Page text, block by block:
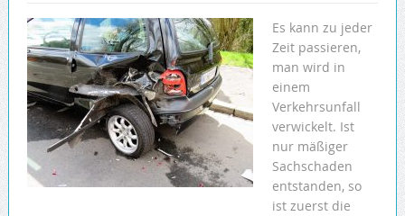
Es kann zu jeder
Zeit passieren,
man wird in
einem
Verkehrsunfall
verwickelt. Ist
nur mäßiger
Sachschaden
entstanden, so
ist zuerst die